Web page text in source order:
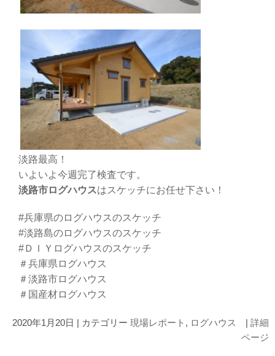
淡路最高！
いよいよ今週完了検査です。
淡路市ログハウスはスケッチにお任せ下さい！
#兵庫県のログハウスのスケッチ
#淡路島のログハウスのスケッチ
#ＤＩＹログハウスのスケッチ
＃兵庫県ログハウス
＃淡路市ログハウス
＃国産材ログハウス
2020年1月20日 | カテゴリー 現場レポート , ログハウス | 詳細
ページ